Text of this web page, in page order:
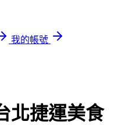
我的帳號
北捷運美食